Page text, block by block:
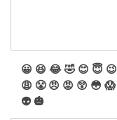
😀 😆 😂🤣 😊 😇 😉
😩 😤 😠 😡 😲 😳 😱
👽 🎃